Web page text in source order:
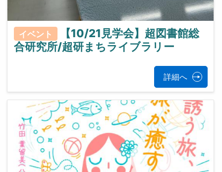
イベント
【10/21見学会】超図書館総
合研究所/超研まちライブラリー
詳細へ